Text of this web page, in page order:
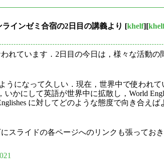
インゼミ合宿の2日目の講義より [khelf][
ています．2日目の今日は，様々な活動の
うになって久しい．現在，世界中で使われ
かにして英語が世界中に拡散し，World
に対してどのような態度で向き合えば
スライドの各ページへのリンクも張ってお